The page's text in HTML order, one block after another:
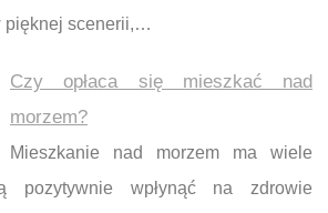
pięknej scenerii,…
Czy opłaca się mieszkać nad
morzem?
Mieszkanie nad morzem ma wiele
pozytywnie wpłynąć na zdrowie